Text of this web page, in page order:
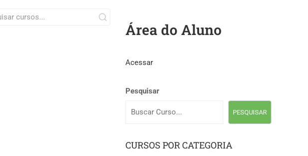
Área do Aluno
Acessar
Pesquisar
PESQUISAR
CURSOS POR CATEGORIA